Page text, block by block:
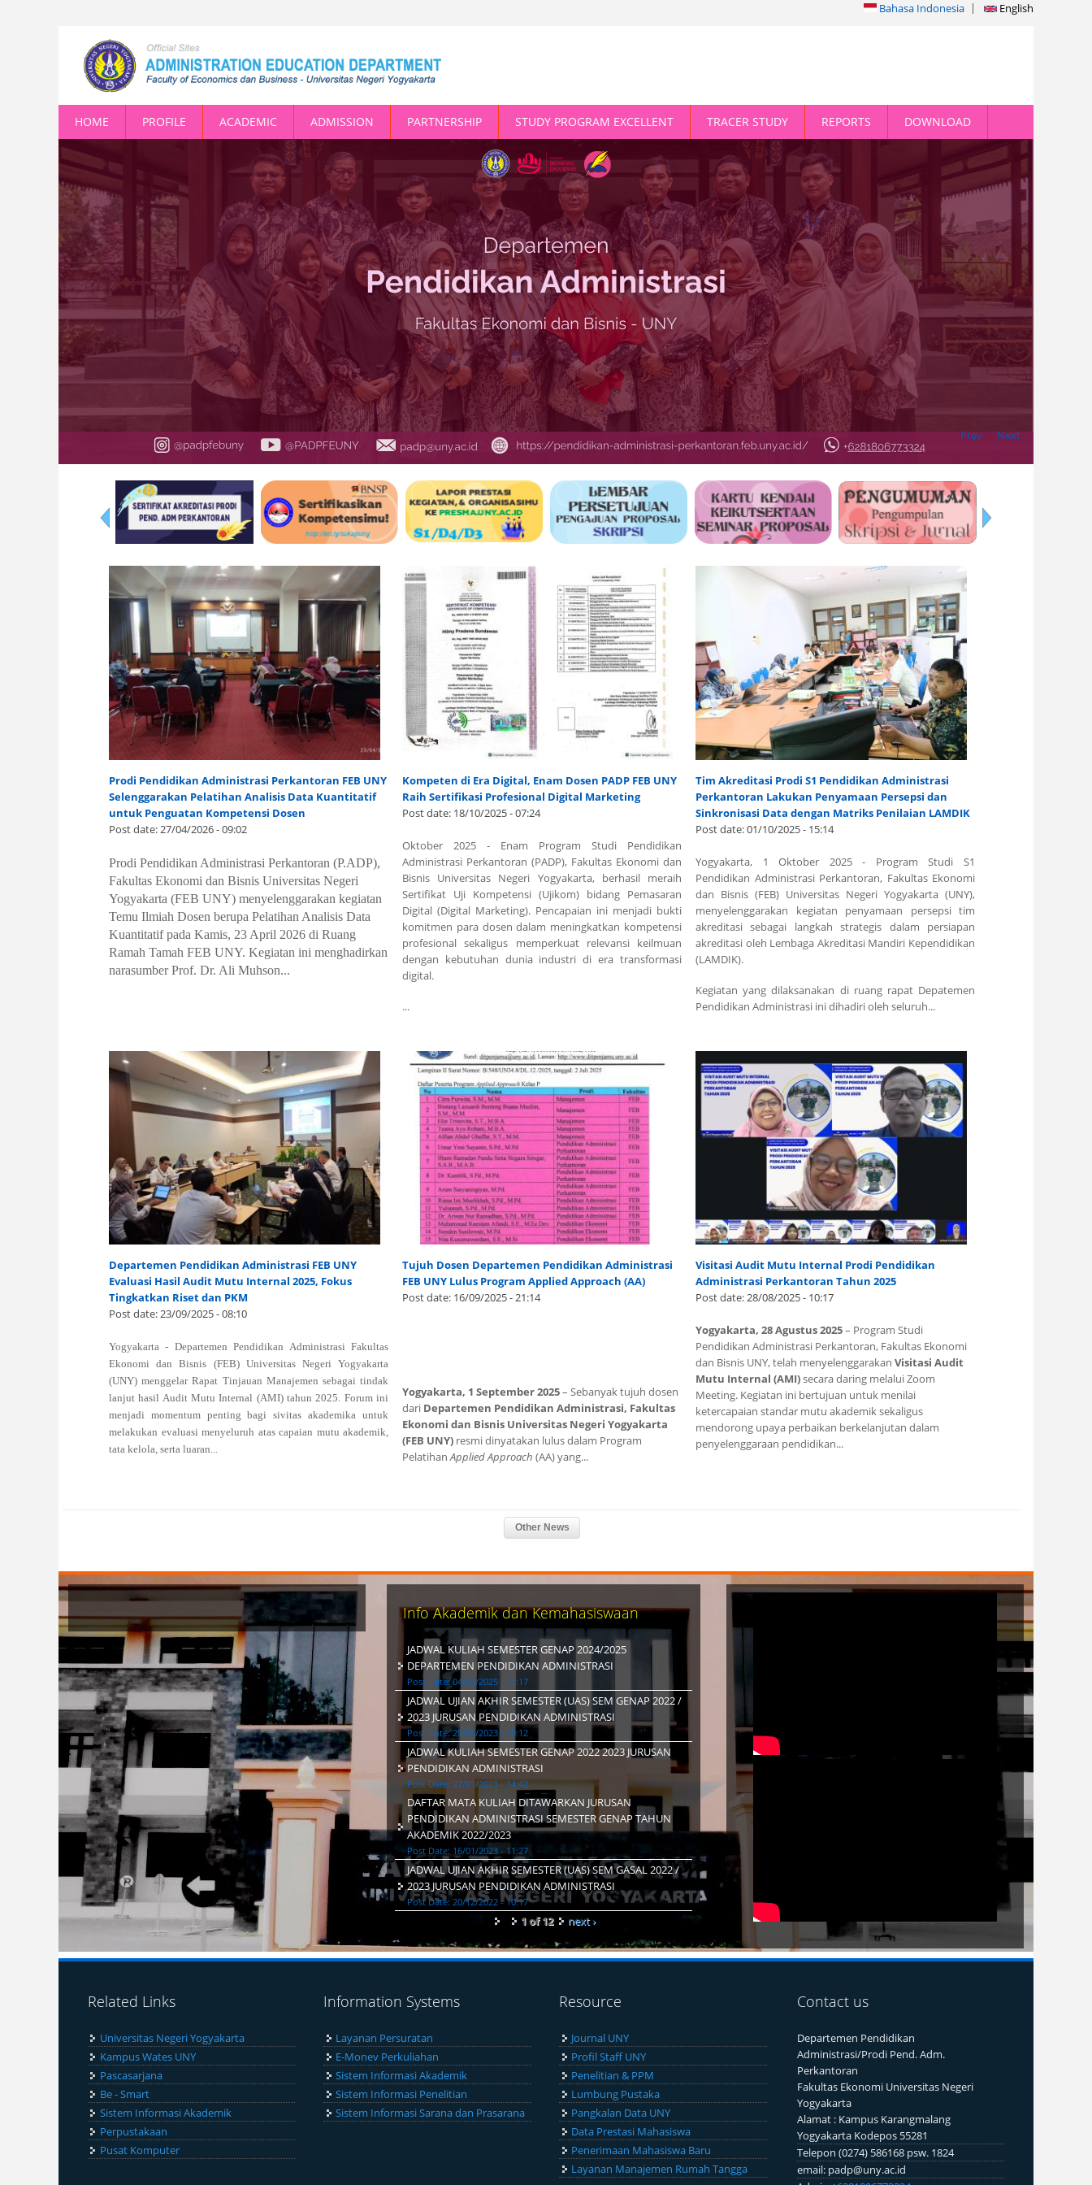
Bahasa Indonesia English
HOME PROFILE ACADEMIC ADMISSION PARTNERSHIP STUDY PROGRAM EXCELLENT TRACER STUDY REPORTS DOWNLOAD
Prev Next
Prodi Pendidikan Administrasi Perkantoran FEB UNY
Selenggarakan Pelatihan Analisis Data Kuantitatif
untuk Penguatan Kompetensi Dosen
Post date:27/04/2026 - 09:02
Prodi Pendidikan Administrasi Perkantoran (P.ADP),
Fakultas Ekonomi dan Bisnis Universitas Negeri
Yogyakarta (FEB UNY) menyelenggarakan kegiatan
Temu Ilmiah Dosen berupa Pelatihan Analisis Data
Kuantitatif pada Kamis, 23 April 2026 di Ruang
Ramah Tamah FEB UNY. Kegiatan ini menghadirkan
narasumber Prof. Dr. Ali Muhson...
Kompeten di Era Digital, Enam Dosen PADP FEB UNY
Raih Sertifikasi Profesional Digital Marketing
Post date: 18/10/2025 - 07:24
Oktober 2025 - Enam Program Studi Pendidikan
Administrasi Perkantoran (PADP), Fakultas Ekonomi dan
Bisnis Universitas Negeri Yogyakarta, berhasil meraih
Sertifikat Uji Kompetensi (Ujikom) bidang Pemasaran
Digital (Digital Marketing). Pencapaian ini menjadi bukti
komitmen para dosen dalam meningkatkan kompetensi
profesional sekaligus memperkuat relevansi keilmuan
dengan kebutuhan dunia industri di era transformasi
digital.
...
Tim Akreditasi Prodi S1 Pendidikan Administrasi
Perkantoran Lakukan Penyamaan Persepsi dan
Sinkronisasi Data dengan Matriks Penilaian LAMDIK
Post date:01/10/2025 - 15:14
Yogyakarta, 1 Oktober 2025 - Program Studi S1
Pendidikan Administrasi Perkantoran, Fakultas Ekonomi
dan Bisnis (FEB) Universitas Negeri Yogyakarta (UNY),
menyelenggarakan kegiatan penyamaan persepsi tim
akreditasi sebagai langkah strategis dalam persiapan
akreditasi oleh Lembaga Akreditasi Mandiri Kependidikan
(LAMDIK).
Kegiatan yang dilaksanakan di ruang rapat Depatemen
Pendidikan Administrasi ini dihadiri oleh seluruh...
Departemen Pendidikan Administrasi FEB UNY
Evaluasi Hasil Audit Mutu Internal 2025, Fokus
Tingkatkan Riset dan PKM
Post date:23/09/2025 - 08:10
Yogyakarta - Departemen Pendidikan Administrasi Fakultas
Ekonomi dan Bisnis (FEB) Universitas Negeri Yogyakarta
(UNY) menggelar Rapat Tinjauan Manajemen sebagai tindak
lanjut hasil Audit Mutu Internal (AMI) tahun 2025. Forum ini
menjadi momentum penting bagi sivitas akademika untuk
melakukan evaluasi menyeluruh atas capaian mutu akademik,
tata kelola, serta luaran...
Tujuh Dosen Departemen Pendidikan Administrasi
FEB UNY Lulus Program Applied Approach (AA)
Post date: 16/09/2025 - 21:14
Yogyakarta, 1 September 2025– Sebanyak tujuh dosen
dari Departemen Pendidikan Administrasi, Fakultas
Ekonomi dan Bisnis Universitas Negeri Yogyakarta
(FEB UNY) resmi dinyatakan lulus dalam Program
PelatihanApplied Approach (AA) yang...
Visitasi Audit Mutu Internal Prodi Pendidikan
Administrasi Perkantoran Tahun 2025
Post date:28/08/2025 - 10:17
Yogyakarta, 28 Agustus 2025– Program Studi
Pendidikan Administrasi Perkantoran, Fakultas Ekonomi
dan Bisnis UNY, telah menyelenggarakan Visitasi Audit
Mutu Internal (AMI)secara daring melalui Zoom
Meeting. Kegiatan ini bertujuan untuk menilai
ketercapaian standar mutu akademik sekaligus
mendorong upaya perbaikan berkelanjutan dalam
penyelenggaraan pendidikan...
Info Akademik dan Kemahasiswaan
JADWAL KULIAH SEMESTER GENAP 2024/2025
DEPARTEMEN PENDIDIKAN ADMINISTRASI
Post Date:04/02/2025 - 11:17
JADWAL UJIAN AKHIR SEMESTER (UAS) SEM GENAP 2022 /
2023 JURUSAN PENDIDIKAN ADMINISTRASI
Post Date:29/05/2023 - 10:12
JADWAL KULIAH SEMESTER GENAP 2022 2023 JURUSAN
PENDIDIKAN ADMINISTRASI
Post Date: 27/01/2023 - 14:42
DAFTAR MATA KULIAH DITAWARKAN JURUSAN
PENDIDIKAN ADMINISTRASI SEMESTER GENAP TAHUN
AKADEMIK 2022/2023
Post Date: 16/01/2023 - 11:27
JADWAL UJIAN AKHIR SEMESTER (UAS) SEM GASAL 2022 /
2023 JURUSAN PENDIDIKAN ADMINISTRASI
Post Date: 20/12/2022 - 10:17
1 of 12 next ›
Related Links
Universitas Negeri Yogyakarta
Kampus Wates UNY
Pascasarjana
Be - Smart
Sistem Informasi Akademik
Perpustakaan
Pusat Komputer
Information Systems
Layanan Persuratan
E-Monev Perkuliahan
Sistem Informasi Akademik
Sistem Informasi Penelitian
Sistem Informasi Sarana dan Prasarana
Resource
Journal UNY
Profil Staff UNY
Penelitian & PPM
Lumbung Pustaka
Pangkalan Data UNY
Data Prestasi Mahasiswa
Penerimaan Mahasiswa Baru
Layanan Manajemen Rumah Tangga
Contact us
Departemen Pendidikan
Administrasi/Prodi Pend. Adm.
Perkantoran
Fakultas Ekonomi Universitas Negeri
Yogyakarta
Alamat : Kampus Karangmalang
Yogyakarta Kodepos 55281
Telepon (0274) 586168 psw. 1824
email: padp@uny.ac.id